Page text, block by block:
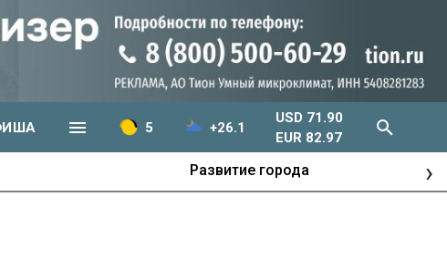
5 +26.1
USD 71.90
EUR 82.97
Развитие города ›